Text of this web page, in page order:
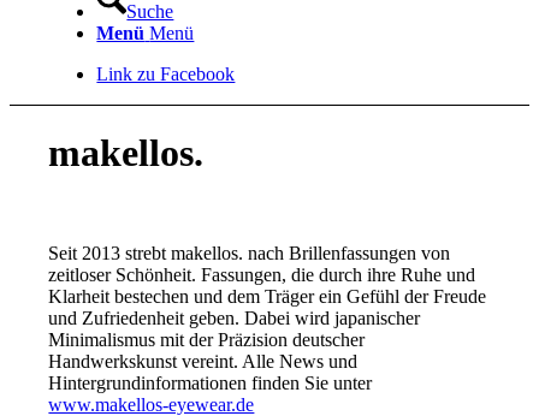
Suche
Menü Menü
Link zu Facebook
makellos.
Seit 2013 strebt makellos. nach Brillenfassungen von
zeitloser Schönheit. Fassungen, die durch ihre Ruhe und
Klarheit bestechen und dem Träger ein Gefühl der Freude
und Zufriedenheit geben. Dabei wird japanischer
Minimalismus mit der Präzision deutscher
Handwerkskunst vereint. Alle News und
Hintergrundinformationen finden Sie unter
www.makellos-eyewear.de